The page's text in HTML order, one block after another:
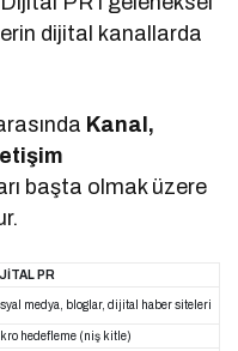
dijital kanallarda
Kanal,
başta olmak üzere
PR
medya, bloglar, dijital haber siteleri
hedefleme (niş kitle)